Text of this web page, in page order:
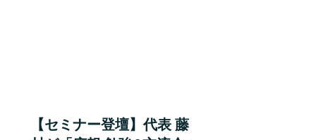
【セミナー登壇】代表 藤